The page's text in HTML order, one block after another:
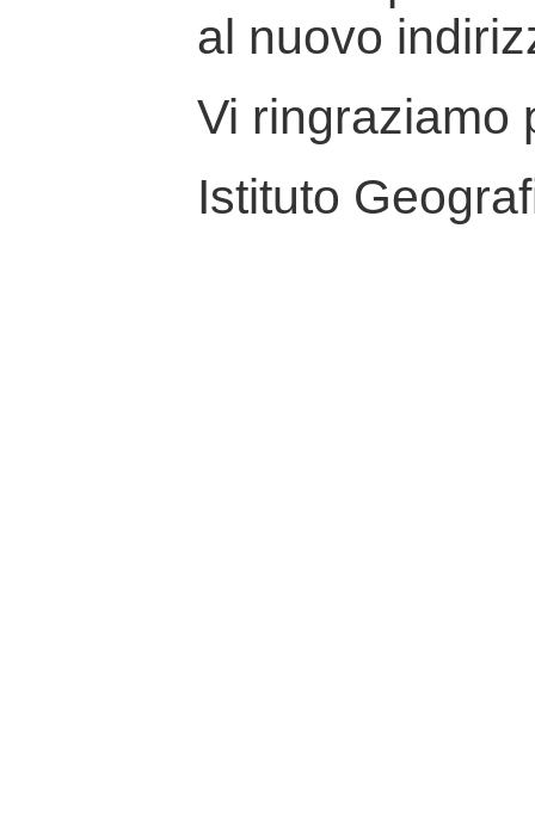
al nuovo
Vi ringraziamo
Istituto